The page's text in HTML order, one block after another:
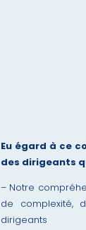
Eu égard à ce
des dirigeants
– Notre
de complexité,
dirigeants